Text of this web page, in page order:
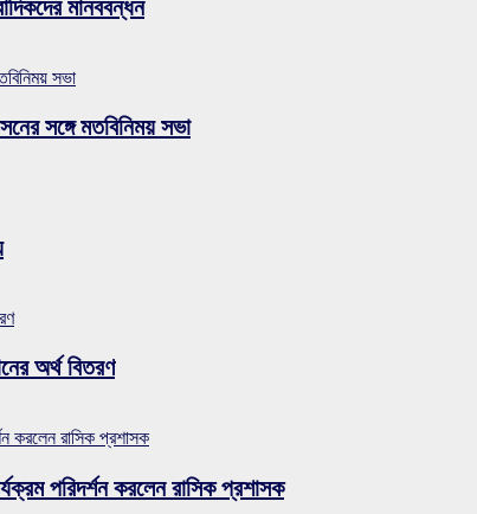
মানববন্ধন
সভা
সঙ্গে মতবিনিময় সভা
অর্থ বিতরণ
করলেন রাসিক প্রশাসক
পরিদর্শন করলেন রাসিক প্রশাসক